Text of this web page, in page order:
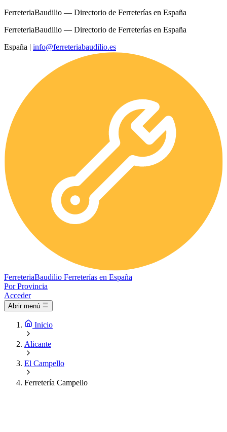
FerreteriaBaudilio — Directorio de Ferreterías en España
FerreteriaBaudilio — Directorio de Ferreterías en España
España | info@ferreteriabaudilio.es
FerreteriaBaudilio Ferreterías en España
Por Provincia
Acceder
Abrir menú
Inicio
Alicante
El Campello
Ferretería Campello